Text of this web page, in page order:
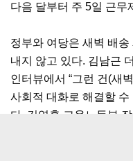
다음 달부터 주 5일 근무
정부와 여당은 새벽 배
내지 않고 있다. 김남근
인터뷰에서 “그런 건(새
사회적 대화로 해결할 수
다. 김영훈 고용노동부